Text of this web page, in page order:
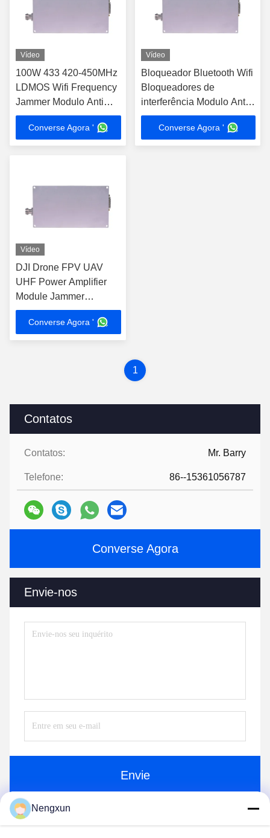
Contatos
Contatos: Mr. Barry
Telefone: 86--15361056787
Converse Agora
Envie-nos
Envie
Vídeo
100W 433 420-450MHz
LDMOS Wifi Frequency
Jammer Modulo Anti
Drone
Converse Agora '
Vídeo
Bloqueador Bluetooth Wifi
Bloqueadores de
interferência Modulo Anti
Drone 100W 5150MHz-
5350MHz
Converse Agora '
Vídeo
DJI Drone FPV UAV
UHF Power Amplifier
Module Jammer
5725MHz-5850MHz
Converse Agora '
1
Nengxun